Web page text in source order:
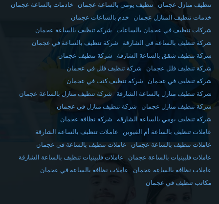
تنظيف منازل عجمان
تنظيف يومي بالساعة عجمان
خادمات بالساعة عجمان
خدمات تنظيف المنازل عجمان
خدم بالساعات عجمان
شركات تنظيف في عجمان بالساعات
شركة تنظيف بالساعة عجمان
شركة تنظيف بالساعة في الشارقة
شركة تنظيف بالساعة في عجمان
شركة تنظيف شقق بالساعة الشارقة
شركة تنظيف عجمان
شركة تنظيف فلل عجمان
شركة تنظيف فلل في عجمان
شركة تنظيف في عجمان
شركة تنظيف كنب في عجمان
شركة تنظيف منازل بالساعة الشارقة
شركة تنظيف منازل بالساعة عجمان
شركة تنظيف منازل عجمان
شركة تنظيف منازل في عجمان
شركة تنظيف يومي بالساعة الشارقة
شركة نظافة عجمان
عاملات تنظيف بالساعة أم القيوين
عاملات تنظيف بالساعة الشارقة
عاملات تنظيف بالساعة عجمان
عاملات تنظيف بالساعة في عجمان
عاملات فلبينيات بالساعة عجمان
عاملات فلبينيات تنظيف بالساعة الشارقة
عاملات نظافة بالساعة عجمان
عاملات نظافة بالساعة في عجمان
مكاتب تنظيف في عجمان